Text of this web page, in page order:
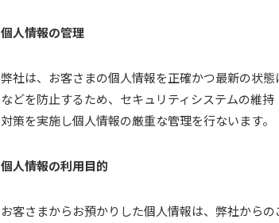
個人情報の管理
弊社は、お客さまの個人情報を正確かつ最新の状
などを防止するため、セキュリティシステムの維
対策を実施し個人情報の厳重な管理を行ないます。
個人情報の利用目的
お客さまからお預かりした個人情報は、弊社から